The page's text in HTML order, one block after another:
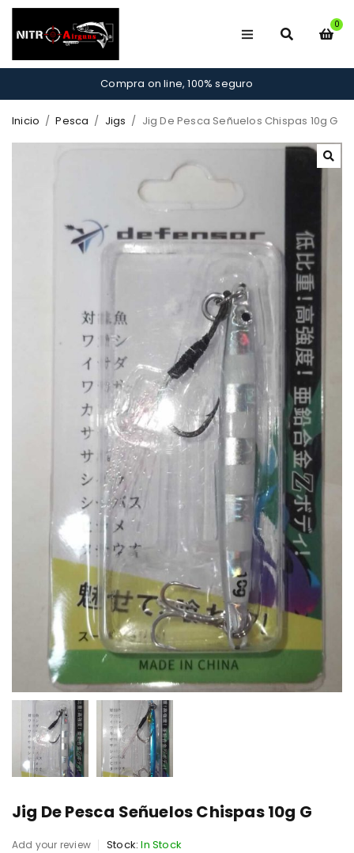
0
Compra on line, 100% seguro
Inicio / Pesca / Jigs / Jig De Pesca Señuelos Chispas 10g G
Jig De Pesca Señuelos Chispas 10g G
Add your review Stock: In Stock